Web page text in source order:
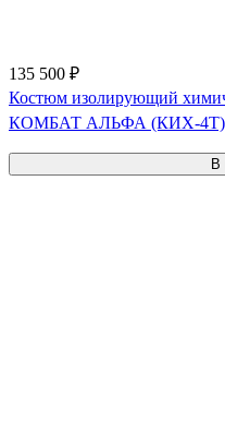
135 500 ₽
Костюм изолирующий
КОМБАТ АЛЬФА (КИХ-4Т)
В